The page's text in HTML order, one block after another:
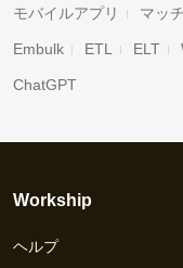
モバイルアプリ マッ
Embulk ETL ELT
ChatGPT
Workship
ヘルプ